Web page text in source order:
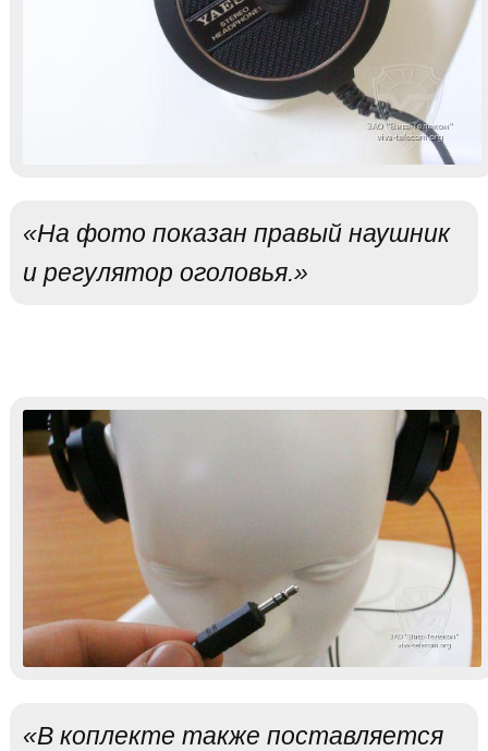
«На фото показан правый наушник
и регулятор оголовья.»
«В коплекте также поставляется